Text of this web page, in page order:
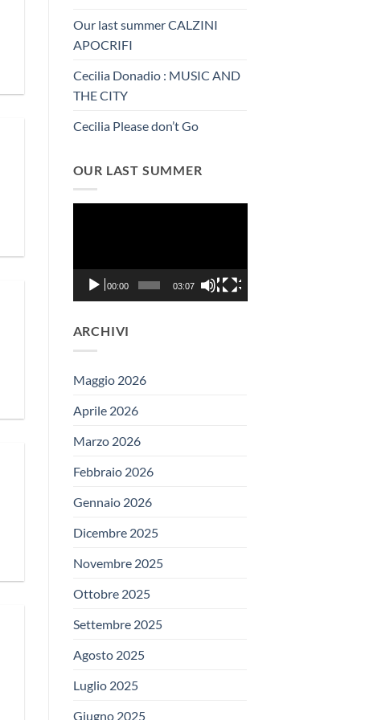
Our last summer CALZINI
APOCRIFI
Cecilia Donadio : MUSIC AND
THE CITY
Cecilia Please don’t Go
OUR LAST SUMMER
00:00 03:07
ARCHIVI
Maggio 2026
Aprile 2026
Marzo 2026
Febbraio 2026
Gennaio 2026
Dicembre 2025
Novembre 2025
Ottobre 2025
Settembre 2025
Agosto 2025
Luglio 2025
Giugno 2025